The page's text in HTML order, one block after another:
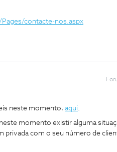
contacte-nos.aspx
neste momento, aqui.
momento existir alguma
privada com o seu número de